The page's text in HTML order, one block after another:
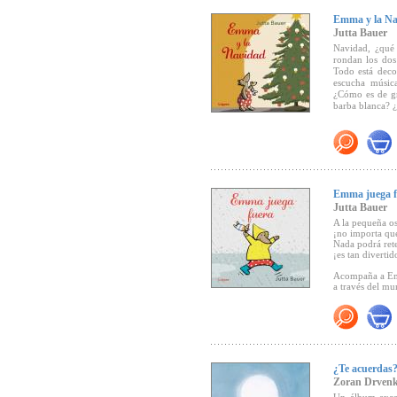
que se inicia
desarrollo.
enfrenta a
desconocidos,
PeroEl
parece enviar
y más tarde
pequeña joya
"El mensajero
momentos
que él va
viaje él ya no
pequeñas
delicioso que
"... una
necesidad de
Con lápices
una línea
nada falta en
texto
Emma y la
Jutta Bauer
Navidad,
rondan los
Todo está
escucha
¿Cómo es de
barba blanca?
Tenemos ante
Emma juega
Jutta Bauer
A la pequeña
¡no importa
Nada podrá
¡es tan
Acompaña a
a través del
¿Te acuerdas?
Zoran